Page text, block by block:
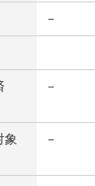
－
－
象
－